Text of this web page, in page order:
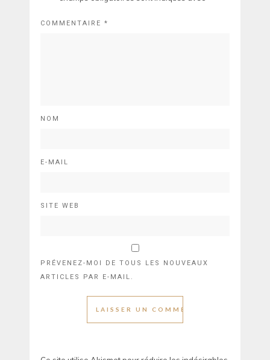
COMMENTAIRE *
NOM
E-MAIL
SITE WEB
PRÉVENEZ-MOI DE TOUS LES NOUVEAUX
ARTICLES PAR E-MAIL.